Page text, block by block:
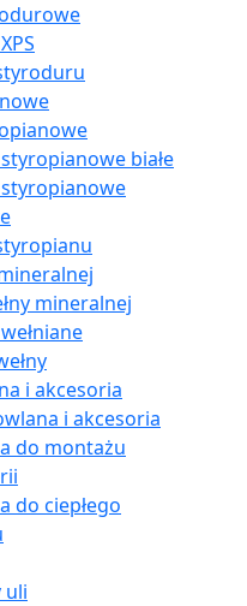
białe
mineralnej
i akcesoria
i akcesoria
do montażu
do ciepłego
uli